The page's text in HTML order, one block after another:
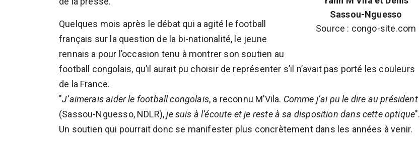
Sassou-Nguesso
Source : congo-site.com
Quelques mois après le débat qui a agité le football
français sur la question de la bi-nationalité, le jeune
rennais a pour l’occasion tenu à montrer son soutien au
football congolais, qu’il aurait pu choisir de représenter s’il n’avait pas porté les couleurs
de la France.
"J’aimerais aider le football congolais, a reconnu M’Vila. Comme j’ai pu le dire au président
(Sassou-Nguesso, NDLR),je suis à l’écoute et je reste à sa disposition dans cette optique".
Un soutien qui pourrait donc se manifester plus concrètement dans les années à venir.